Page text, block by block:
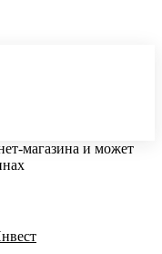
магазина и может